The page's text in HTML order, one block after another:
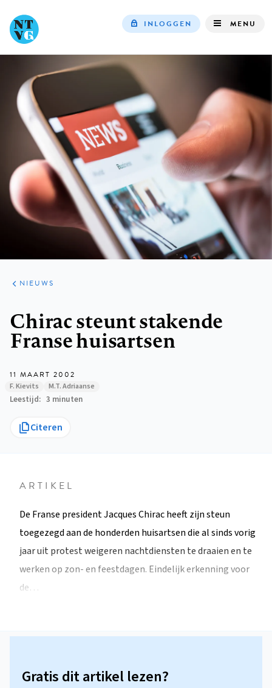
INLOGGEN MENU
ARTIKELEN
HET
KORT
NIEUWS
Chirac steunt stakende
Franse huisartsen
11 MAART 2002
F. Kievits M.T. Adriaanse
Leestijd 3 minuten
Citeren
ARTIKEL
De Franse president Jacques Chirac heeft zijn steun
toegezegd aan de honderden huisartsen die al sinds vorig
jaar uit protest weigeren nachtdiensten te draaien en te
werken op zon- en feestdagen. Eindelijk erkenning voor
de…
Gratis dit artikel lezen?